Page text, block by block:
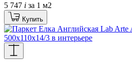
5 747 i за 1 м2
Купить